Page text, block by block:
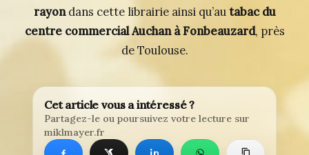
rayondans cette librairie ainsi qu’au tabac du
centre commercial Auchan à Fonbeauzard, près
de Toulouse.
Cet article vous a intéressé ?
Partagez-le ou poursuivez votre lecture sur
miklmayer.fr